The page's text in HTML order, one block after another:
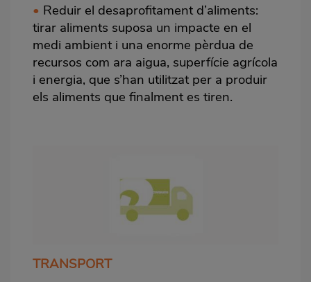
• Reduir el desaprofitament d’aliments:
tirar aliments suposa un impacte en el
medi ambient i una enorme pèrdua de
recursos com ara aigua, superfície agrícola
i energia, que s’han utilitzat per a produir
els aliments que finalment es tiren.
TRANSPORT